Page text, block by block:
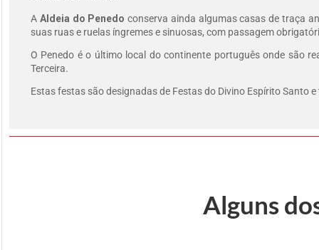
A Aldeia do Penedo conserva ainda algumas casas de traça
suas ruas e ruelas íngremes e sinuosas, com passagem
O Penedo é o último local do continente português onde são
Terceira.
Estas festas são designadas de Festas do Divino Espírito Santo
Alguns